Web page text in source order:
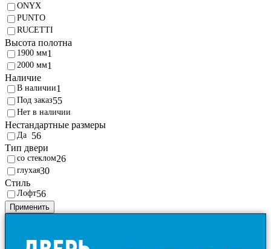
ONYX
PUNTO
RUCETTI
Высота полотна
1900 мм1
2000 мм1
Наличие
В наличии1
Под заказ55
Нет в наличии
Нестандартные размеры
56
Тип двери
со стеклом26
глухая30
Стиль
Лофт56
Применить